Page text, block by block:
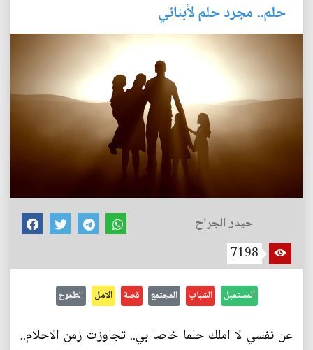
حلم.. مجرد حلم لأبنائي
حيدر الجراح
7198
المستقبل الشباب المجتمع قصة الامل الطموح
عن نفسي لا املك حلما خاصا بي.. تجاوزت زمن الاحلام..